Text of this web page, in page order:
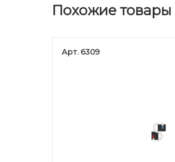
Похожие товары
Арт. 6309